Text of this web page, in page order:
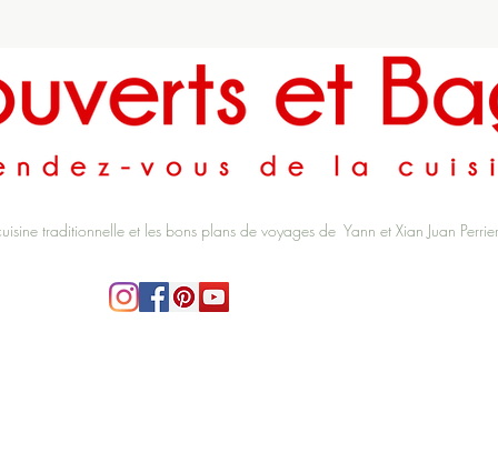
traditionnelle et les bons plans de voyages de Yann et Xian Juan Perrier